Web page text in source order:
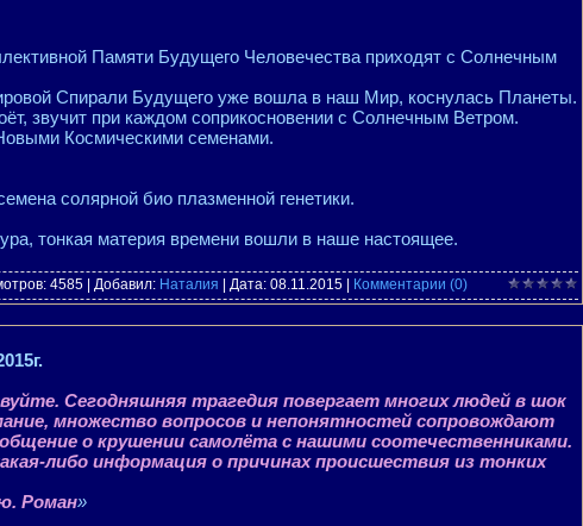
Памяти Будущего Человечества приходят с Солнечным
Спирали Будущего уже вошла в наш Мир, коснулась Планеты.
звучит при каждом соприкосновении с Солнечным Ветром.
Космическими семенами.
солярной био плазменной генетики.
тонкая материя времени вошли в наше настоящее.
4585 | Добавил: Наталия | Дата: 08.11.2015 Комментарии (0)
Сегодняшняя трагедия повергает многих людей в шок
множество вопросов и непонятностей сопровождают
о крушении самолёта с нашими соотечественниками.
либо информация о причинах происшествия из тонких
Роман»